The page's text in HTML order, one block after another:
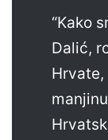
“Kako
Dalić,